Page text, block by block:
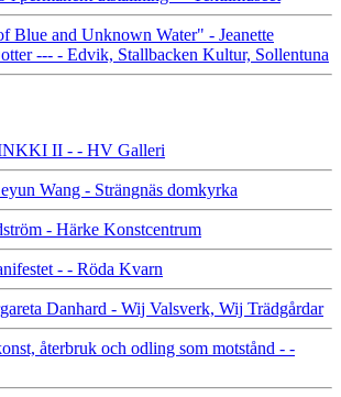
Blue and Unknown Water" - Jeanette
--- - Edvik, Stallbacken Kultur, Sollentuna
II - - HV Galleri
Wang - Strängnäs domkyrka
- Härke Konstcentrum
- - Röda Kvarn
Danhard - Wij Valsverk, Wij Trädgårdar
återbruk och odling som motstånd - -